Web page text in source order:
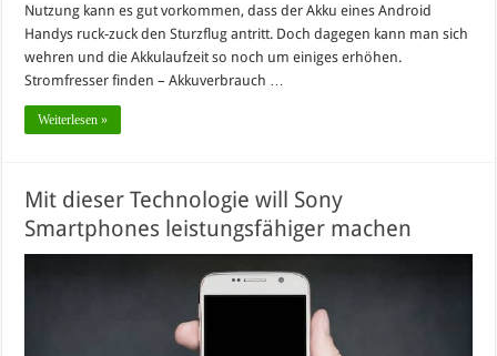
Nutzung kann es gut vorkommen, dass der Akku eines Android
Handys ruck-zuck den Sturzflug antritt. Doch dagegen kann man sich
wehren und die Akkulaufzeit so noch um einiges erhöhen.
Stromfresser finden – Akkuverbrauch …
Weiterlesen »
Mit dieser Technologie will Sony
Smartphones leistungsfähiger machen